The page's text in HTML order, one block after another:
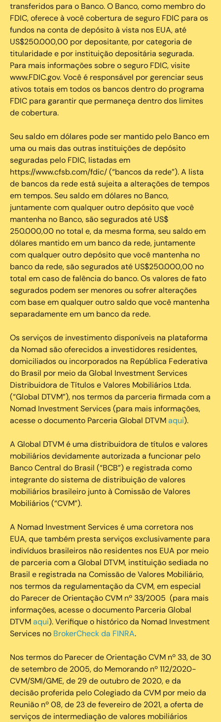
transferidos para o Banco. O Banco, como membro do
FDIC, oferece à você cobertura de seguro FDIC para os
fundos na conta de depósito à vista nos EUA, até
US$250.000,00 por depositante, por categoria de
titularidade e por instituição depositária segurada.
Para mais informações sobre o seguro FDIC, visite
www.FDIC.gov. Você é responsável por gerenciar seus
ativos totais em todos os bancos dentro do programa
FDIC para garantir que permaneça dentro dos limites
de cobertura.
Seu saldo em dólares pode ser mantido pelo Banco em
uma ou mais das outras instituições de depósito
seguradas pelo FDIC, listadas em
https://www.cfsb.com/fdic/ (“bancos da rede”). A lista
de bancos da rede está sujeita a alterações de tempos
em tempos. Seu saldo em dólares no Banco,
juntamente com qualquer outro depósito que você
mantenha no Banco, são segurados até US$
250.000,00 no total e, da mesma forma, seu saldo em
dólares mantido em um banco da rede, juntamente
com qualquer outro depósito que você mantenha no
banco da rede, são segurados até US$250.000,00 no
total em caso de falência do banco. Os valores de fato
segurados podem ser menores ou sofrer alterações
com base em qualquer outro saldo que você mantenha
separadamente em um banco da rede.
Os serviços de investimento disponíveis na plataforma
da Nomad são oferecidos a investidores residentes,
domiciliados ou incorporados na República Federativa
do Brasil por meio da Global Investment Services
Distribuidora de Títulos e Valores Mobiliários Ltda.
(“Global DTVM”), nos termos da parceria firmada com a
Nomad Investment Services (para mais informações,
acesse o documento Parceria Global DTVMaqui).
A Global DTVM é uma distribuidora de títulos e valores
mobiliários devidamente autorizada a funcionar pelo
Banco Central do Brasil (“BCB”) e registrada como
integrante do sistema de distribuição de valores
mobiliários brasileiro junto à Comissão de Valores
Mobiliários (“CVM”).
‍A Nomad Investment Services é uma corretora nos
EUA, que também presta serviços exclusivamente para
indivíduos brasileiros não residentes nos EUA por meio
de parceria com a Global DTVM, instituição sediada no
Brasil e registrada na Comissão de Valores Mobiliário,
nos termos da regulamentação da CVM, em especial
do Parecer de Orientação CVM nº 33/2005 (para mais
informações, acesse o documento Parceria Global
DTVMaqui). Verifique o histórico da Nomad Investment
Services no BrokerCheck da FINRA.
Nos termos do Parecer de Orientação CVM nº 33, de 30
de setembro de 2005, do Memorando nº 112/2020-
CVM/SMI/GME, de 29 de outubro de 2020, e da
decisão proferida pelo Colegiado da CVM por meio da
Reunião nº 08, de 23 de fevereiro de 2021, a oferta de
serviços de intermediação de valores mobiliários